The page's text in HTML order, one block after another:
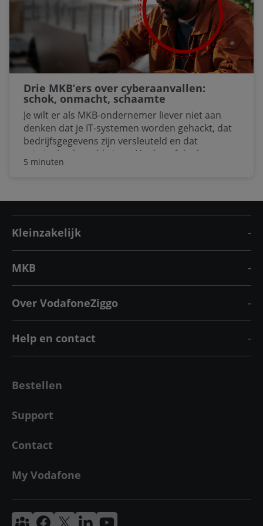
Drie MKB’ers over cyberaanvallen:
schok, onmacht, schaamte
Je wilt er als MKB-ondernemer liever niet aan
denken dat je IT-systemen worden gehackt, dat
bedrijfsgegevens zijn versleuteld en dat
criminelen losgeld eisen. Het besef dat het
probleem niet zomaar weggaat, slaat in als een
wilden alleen anoniem hun verhaal doen. Het
goede nieuws is dat MKB’ers zich tegen
5 minuten
Kleinzakelijk
MKB
Over VodafoneZiggo
Help en contact
Bestellen
Support
Contact
My Vodafone
Vodafone & Ziggo Community
Vodafone Facebook
Vodafone XVodafoneZiggo LinkedIn
Vodafone YouTube